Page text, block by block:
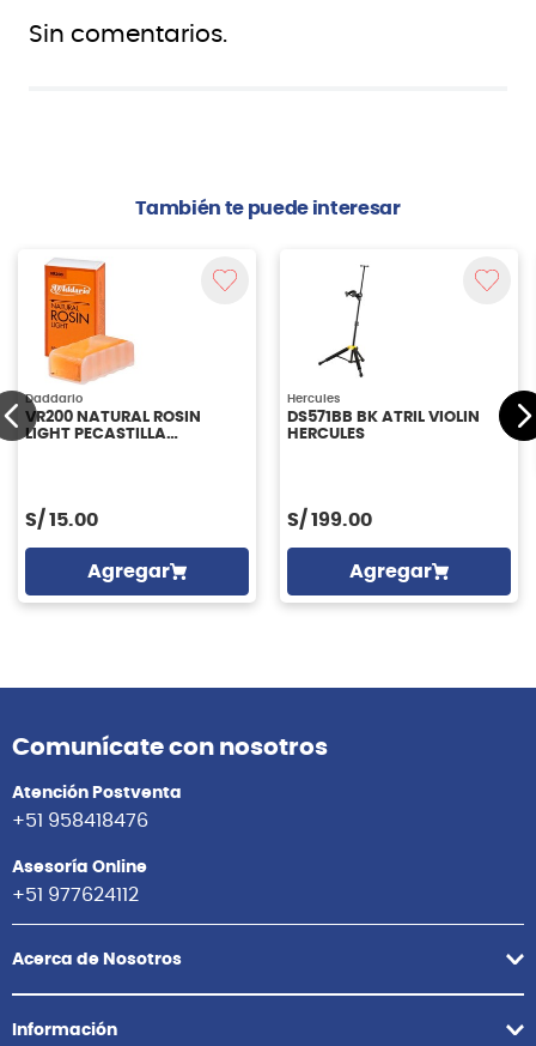
Sin comentarios.
También te puede interesar
Daddario
VR200 NATURAL ROSIN
LIGHT PECASTILLA
S/ 15.00
Agregar
Hercules
DS571BB BK ATRIL VIOLIN
HERCULES
S/ 199.00
Agregar
Comunícate con nosotros
Atención Postventa
+51 958418476
Asesoría Online
+51 977624112
Acerca de Nosotros
Información